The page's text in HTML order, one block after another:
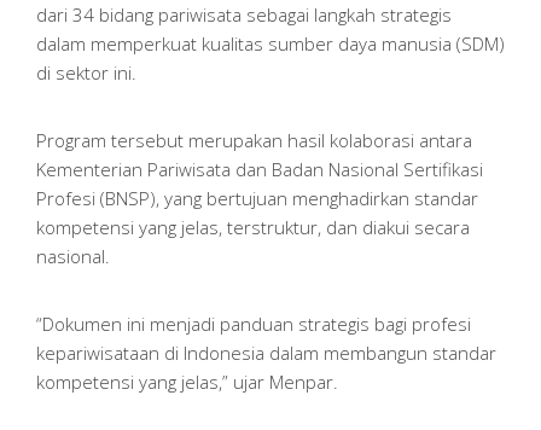
dari 34 bidang pariwisata sebagai langkah strategis
dalam memperkuat kualitas sumber daya manusia (SDM)
di sektor ini.
Program tersebut merupakan hasil kolaborasi antara
Kementerian Pariwisata dan Badan Nasional Sertifikasi
Profesi (BNSP), yang bertujuan menghadirkan standar
kompetensi yang jelas, terstruktur, dan diakui secara
nasional.
“Dokumen ini menjadi panduan strategis bagi profesi
kepariwisataan di Indonesia dalam membangun standar
kompetensi yang jelas,” ujar Menpar.